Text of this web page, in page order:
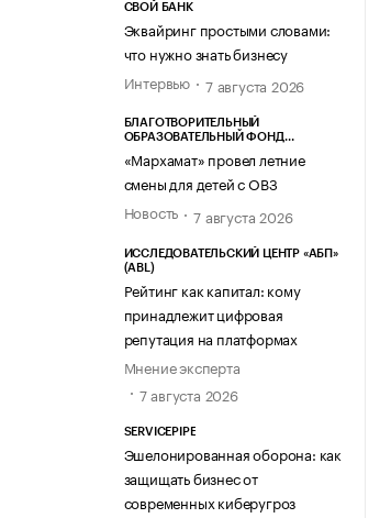
СВОЙ БАНК
Эквайринг простыми словами:
что нужно знать бизнесу
Интервью
7 августа 2026
БЛАГОТВОРИТЕЛЬНЫЙ
ОБРАЗОВАТЕЛЬНЫЙ ФОНД
«Мархамат» провел летние
смены для детей с ОВЗ
Новость
7 августа 2026
ИССЛЕДОВАТЕЛЬСКИЙ ЦЕНТР «АБП»
(ABL)
Рейтинг как капитал: кому
принадлежит цифровая
репутация на платформах
Мнение эксперта
7 августа 2026
SERVICEPIPE
Эшелонированная оборона: как
защищать бизнес от
современных киберугроз